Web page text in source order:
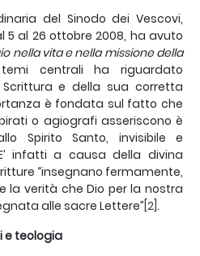
del Sinodo dei Vescovi,
5 al 26 ottobre 2008, ha avuto
nella vita e nella missione della
centrali ha riguardato
Scrittura e della sua corretta
è fondata sul fatto che
o agiografi asseriscono è
Spirito Santo, invisibile e
infatti a causa della divina
“insegnano fermamente,
la verità che Dio per la nostra
alle sacre Lettere”[2].
e teologia